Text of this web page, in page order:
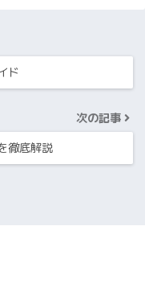
ド
次の記事
徹底解説